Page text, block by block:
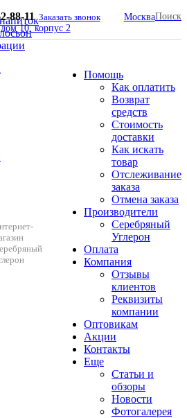
88-11 Заказать звонок
Москва
10, корпус 2
Поиск
Помощь
Как оплатить
Возврат
средств
Стоимость
доставки
Как искать
товар
Отслеживание
заказа
Отмена заказа
Производители
Серебряный
Углерон
Оплата
Компания
Отзывы
клиентов
Реквизиты
компании
Оптовикам
Акции
Контакты
Еще
Cтатьи и
обзоры
Новости
Фотогалерея